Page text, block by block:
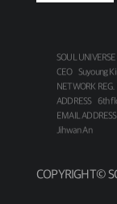
SOUL UNIVERSE
CEO
Suyoung
NETWORK REG.
ADDRESS
6th
EMAIL ADDRESS
Jihwan An
COPYRIGHT©